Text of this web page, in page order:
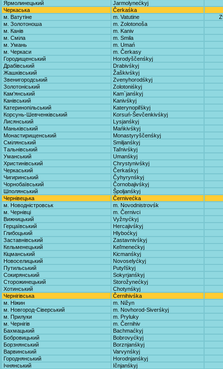
Ярмолинецький
Jarmolynećkyj
Черкаська
Čerkaśka
м. Ватутіне
m. Vatutine
м. Золотоноша
m. Zolotonoša
м. Канів
m. Kaniv
м. Сміла
m. Smila
м. Умань
m. Umań
м. Черкаси
m. Čerkasy
Городищенський
Horodyščenśkyj
Драбівський
Drabivśkyj
Жашківський
Žaškivśkyj
Звенигородський
Zvenyhorodśkyj
Золотоніський
Zolotoniśkyj
Кам'янський
Kam`janśkyj
Канівський
Kanivśkyj
Катеринопільський
Katerynopiľśkyj
Корсунь-Шевченківський
Korsuń-Ševčenkivśkyj
Лисянський
Lysjanśkyj
Маньківський
Mańkivśkyj
Монастирищенський
Monastyryščenśkyj
Смілянський
Smiljanśkyj
Тальнівський
Taľnivśkyj
Уманський
Umanśkyj
Христинівський
Chrystynivśkyj
Черкаський
Čerkaśkyj
Чигиринський
Čyhyrynśkyj
Чорнобаївський
Čornobajivśkyj
Шполянський
Špoljanśkyj
Чернівецька
Černivećka
м. Новодністровськ
m. Novodnistrovśk
м. Чернівці
m. Černivci
Вижницький
Vyžnyćkyj
Герцаївський
Hercajivśkyj
Глибоцький
Hlyboćkyj
Заставнівський
Zastavnivśkyj
Кельменецький
Keľmenećkyj
Кіцманський
Kicmanśkyj
Новоселицький
Novoselyćkyj
Путильський
Putyľśkyj
Сокирянський
Sokyrjanśkyj
Сторожинецький
Storožynećkyj
Хотинський
Chotynśkyj
Чернігівська
Černihivśka
м. Ніжин
m. Nižyn
м. Новгород-Сіверський
m. Novhorod-Siverśkyj
м. Прилуки
m. Pryluky
м. Чернігів
m. Černihiv
Бахмацький
Bachmaćkyj
Бобровицький
Bobrovyćkyj
Борзнянський
Borznjanśkyj
Варвинський
Varvynśkyj
Городнянський
Horodnjanśkyj
Ічнянський
Ičnjanśkyj